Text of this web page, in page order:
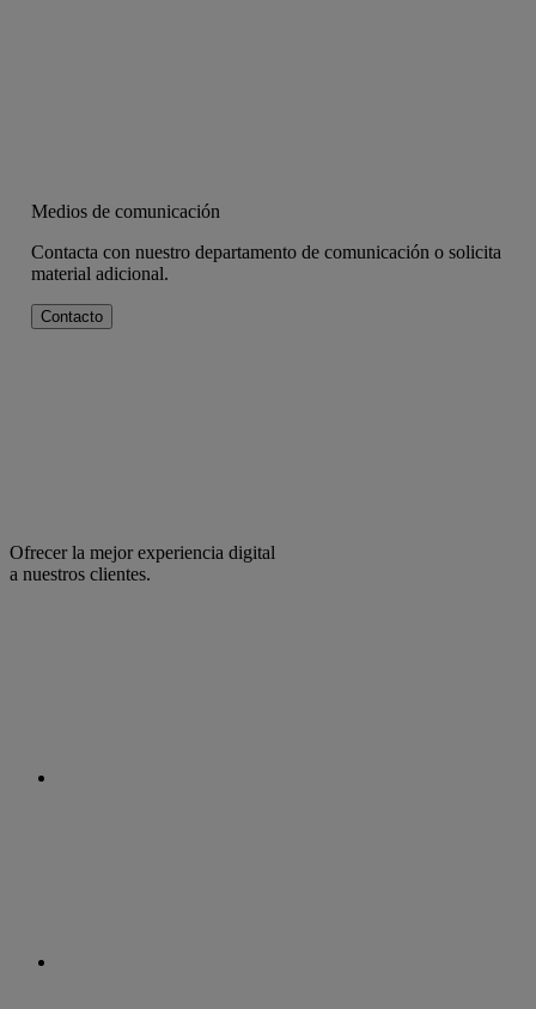
Medios de comunicación
Contacta con nuestro departamento de comunicación o solicita
material adicional.
Contacto
Ofrecer la mejor experiencia digital
a nuestros clientes.